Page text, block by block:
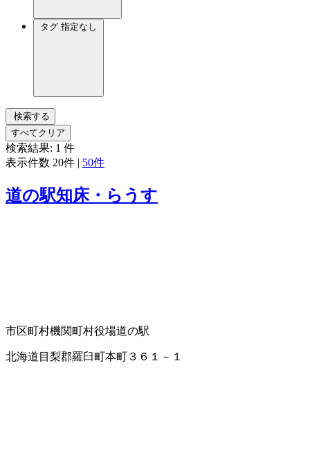
タグ 指定なし
検索する
すべてクリア
検索結果: 1 件
表示件数 20件 | 50件
道の駅知床・らうす
市区町村機関町村役場道の駅
北海道目梨郡羅臼町本町３６１－１